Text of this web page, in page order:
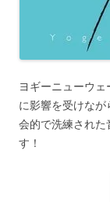
ヨギーニューウ
に影響を受けな
会的で洗練された
す！